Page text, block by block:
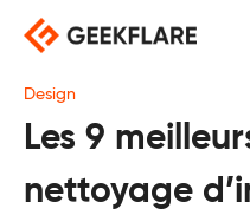
Skip
content
Design
Les 9
nettoyage